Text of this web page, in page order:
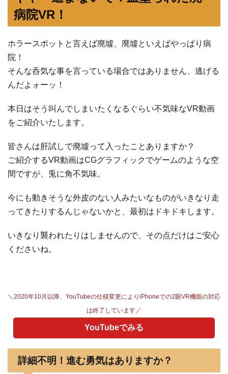
病院VR！
ホラースポットと言えば廃墟、廃墟といえばやっぱり病
院！
そんな呑気な事を言っている場合ではありません、逃げる
んだよォーッ！
本日はそう叫んでしまいたくなるぐらい不気味なVR動画
をご紹介いたします。
皆さんは肝試しで廃墟って入ったことありますか？
ご紹介するVR動画はCGグラフィックでゲームのような空
間ですが、兎に角不気味。
今にも動きそうな外皮のない人みたいなものがいきなり走
ってきたりするんじゃないかと、最初はドキドキします。
いきなり襲われたりはしませんので、その点だけはご安心
くださいね。
＼2020年10月以降、YouTubeの仕様変更によりiPhoneでの2眼VR機能の対応
は終了しています／
YouTubeでみる
詳細不明！進む勇気はありますか？